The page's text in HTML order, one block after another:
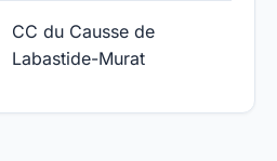
CC du Causse de
Labastide-Murat